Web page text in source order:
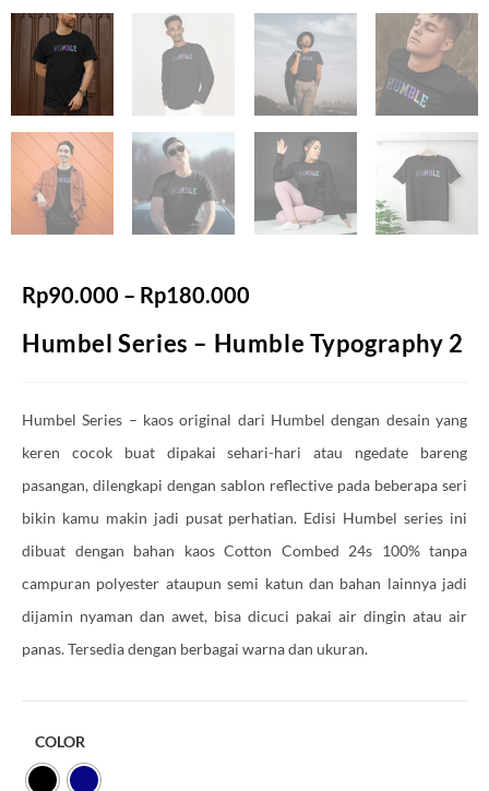
Rp90.000 – Rp180.000
Humbel Series – Humble Typography 2
Humbel Series – kaos original dari Humbel dengan desain yang
keren cocok buat dipakai sehari-hari atau ngedate bareng
pasangan, dilengkapi dengan sablon reflective pada beberapa seri
bikin kamu makin jadi pusat perhatian. Edisi Humbel series ini
dibuat dengan bahan kaos Cotton Combed 24s 100% tanpa
campuran polyester ataupun semi katun dan bahan lainnya jadi
dijamin nyaman dan awet, bisa dicuci pakai air dingin atau air
panas. Tersedia dengan berbagai warna dan ukuran.
COLOR